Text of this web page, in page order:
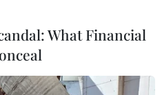
What Financial